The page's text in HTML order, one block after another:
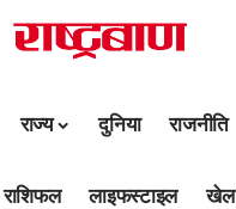
राज्य दुनिया राजनीति
राशिफल लाइफस्टाइल खेल